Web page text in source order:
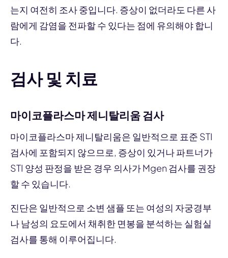
는지 여전히 조사 중입니다. 증상이 없더라도 다른 사
람에게 감염을 전파할 수 있다는 점에 유의해야 합니
다.
검사 및 치료
마이코플라스마 제니탈리움 검사
마이코플라스마 제니탈리움은 일반적으로 표준 STI
검사에 포함되지 않으므로, 증상이 있거나 파트너가
STI 양성 판정을 받은 경우 의사가 Mgen 검사를 권장
할 수 있습니다.
진단은 일반적으로 소변 샘플 또는 여성의 자궁경부
나 남성의 요도에서 채취한 면봉을 분석하는 실험실
검사를 통해 이루어집니다.